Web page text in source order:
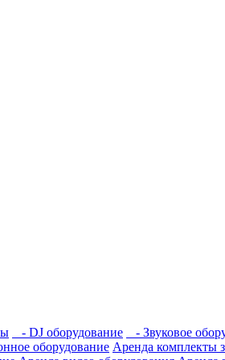
- DJ оборудование - Звуковое
оборудование Аренда комплекты